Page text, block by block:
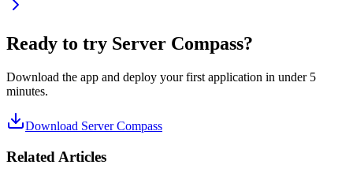
Ready to try Server Compass?
Download the app and deploy your first application in under 5
minutes.
Download Server Compass
Related Articles